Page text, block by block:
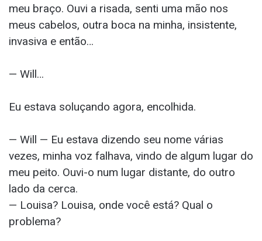
meu braço. Ouvi a risada, senti uma mão nos
meus cabelos, outra boca na minha, insistente,
invasiva e então…
— Will…
Eu estava soluçando agora, encolhida.
— Will — Eu estava dizendo seu nome várias
vezes, minha voz falhava, vindo de algum lugar do
meu peito. Ouvi-o num lugar distante, do outro
lado da cerca.
— Louisa? Louisa, onde você está? Qual o
problema?